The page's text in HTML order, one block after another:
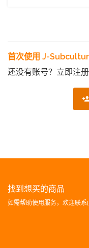
首次使用 J-
还没有账号？立即注
找到想买的商品
如需帮助使用服务，欢迎联系[